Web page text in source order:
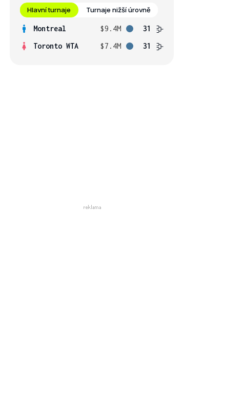
Hlavní turnaje Turnaje nižší úrovně
Montreal $9.4M
31
Toronto WTA
$7.4M 31